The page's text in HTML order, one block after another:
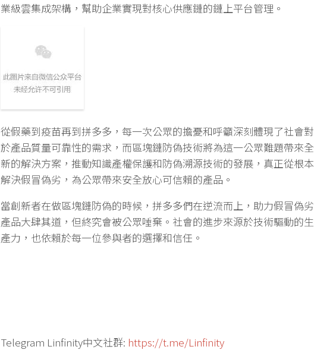
業級雲集成架構，幫助企業實現對核心供應鏈的鏈上平台管理。
從假藥到疫苗再到拼多多，每一次公眾的擔憂和呼籲深刻體現了社會對
於產品質量可靠性的需求，而區塊鏈防偽技術將為這一公眾難題帶來全
新的解決方案，推動知識產權保護和防偽溯源技術的發展，真正從根本
解決假冒偽劣，為公眾帶來安全放心可信賴的產品。
當創新者在做區塊鏈防偽的時候，拼多多們在逆流而上，助力假冒偽劣
產品大肆其道，但終究會被公眾唾棄。社會的進步來源於技術驅動的生
產力，也依賴於每一位參與者的選擇和信任。
Telegram Linfinity中文社群: https://t.me/Linfinity